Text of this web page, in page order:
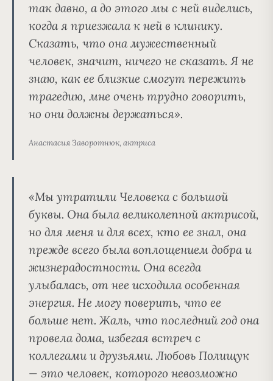
так давно, а до этого мы с ней виделись,
когда я приезжала к ней в клинику.
Сказать, что она мужественный
человек, значит, ничего не сказать. Я не
знаю, как ее близкие смогут пережить
трагедию, мне очень трудно говорить,
но они должны держаться».
Анастасия Заворотнюк, актриса
«Мы утратили Человека с большой
буквы. Она была великолепной актрисой,
но для меня и для всех, кто ее знал, она
прежде всего была воплощением добра и
жизнерадостности. Она всегда
улыбалась, от нее исходила особенная
энергия. Не могу поверить, что ее
больше нет. Жаль, что последний год она
провела дома, избегая встреч с
коллегами и друзьями. Любовь Полищук
— это человек, которого невозможно